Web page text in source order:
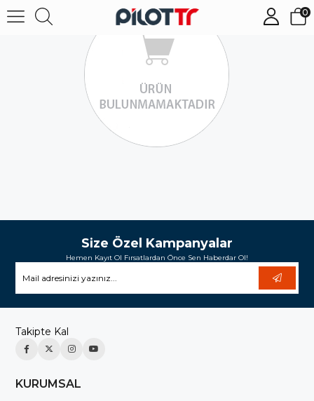
0
Size Özel Kampanyalar
Hemen Kayıt Ol Fırsatlardan Önce Sen Haberdar Ol!
Takipte Kal
KURUMSAL